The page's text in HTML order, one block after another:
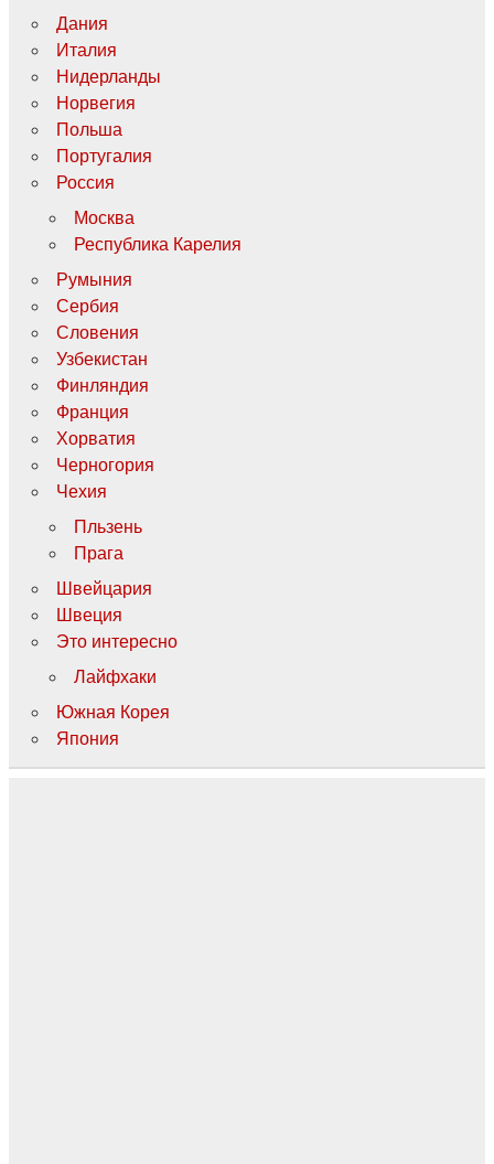
Дания
Италия
Нидерланды
Норвегия
Польша
Португалия
Россия
Москва
Республика Карелия
Румыния
Сербия
Словения
Узбекистан
Финляндия
Франция
Хорватия
Черногория
Чехия
Пльзень
Прага
Швейцария
Швеция
Это интересно
Лайфхаки
Южная Корея
Япония